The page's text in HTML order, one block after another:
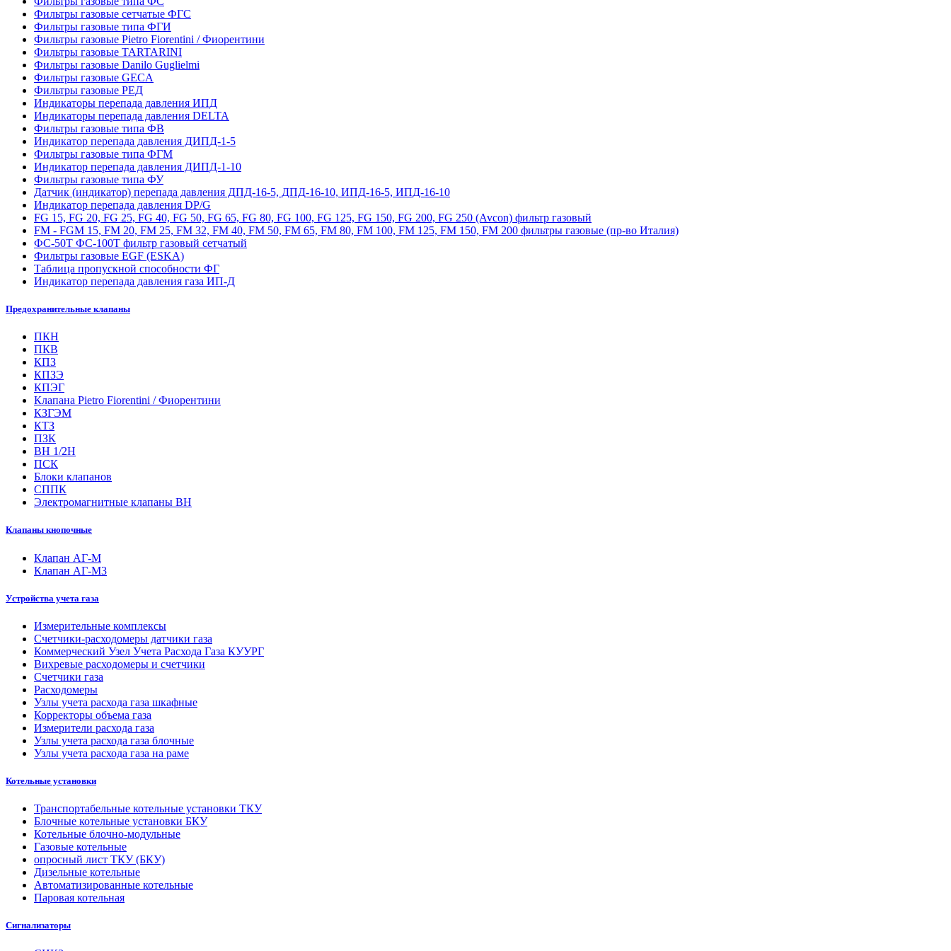
Фильтры газовые сетчатые ФГС
Фильтры газовые типа ФГИ
Фильтры газовые Pietro Fiorentini / Фиорентини
Фильтры газовые TARTARINI
Фильтры газовые Danilo Guglielmi
Фильтры газовые GECA
Фильтры газовые РЕД
Индикаторы перепада давления ИПД
Индикаторы перепада давления DELTA
Фильтры газовые типа ФВ
Индикатор перепада давления ДИПД-1-5
Фильтры газовые типа ФГМ
Индикатор перепада давления ДИПД-1-10
Фильтры газовые типа ФУ
Датчик (индикатор) перепада давления ДПД-16-5, ДПД-16-10, ИПД-16-5, ИПД-16-10
Индикатор перепада давления DP/G
FG 15, FG 20, FG 25, FG 40, FG 50, FG 65, FG 80, FG 100, FG 125, FG 150, FG 200, FG 250 (Avcon) фильтр газовый
FM - FGM 15, FM 20, FM 25, FM 32, FM 40, FM 50, FM 65, FM 80, FM 100, FM 125, FM 150, FM 200 фильтры газовые (пр-во Италия)
ФС-50Т ФС-100Т фильтр газовый сетчатый
Фильтры газовые EGF (ESKA)
Таблица пропускной способности ФГ
Индикатор перепада давления газа ИП-Д
Предохранительные клапаны
ПКН
ПКВ
КПЗ
КПЗЭ
КПЭГ
Клапана Pietro Fiorentini / Фиорентини
КЗГЭМ
КТЗ
ПЗК
ВН 1/2Н
ПСК
Блоки клапанов
СППК
Электромагнитные клапаны ВН
Клапаны кнопочные
Клапан АГ-М
Клапан АГ-М3
Устройства учета газа
Измерительные комплексы
Счетчики-расходомеры датчики газа
Коммерческий Узел Учета Расхода Газа КУУРГ
Вихревые расходомеры и счетчики
Счетчики газа
Расходомеры
Узлы учета расхода газа шкафные
Корректоры объема газа
Измерители расхода газа
Узлы учета расхода газа блочные
Узлы учета расхода газа на раме
Котельные установки
Транспортабельные котельные установки ТКУ
Блочные котельные установки БКУ
Котельные блочно-модульные
Газовые котельные
опросный лист ТКУ (БКУ)
Дизельные котельные
Автоматизированные котельные
Паровая котельная
Сигнализаторы